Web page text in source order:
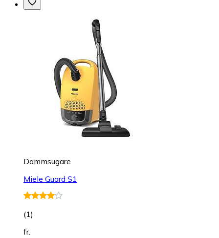
Dammsugare
Miele Guard S1
(1)
fr.